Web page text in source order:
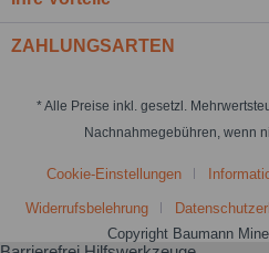
ZAHLUNGSARTEN
* Alle Preise inkl. gesetzl.
Nachnahmegebühren, wenn
Cookie-Einstellungen
Widerrufsbelehrung
Copyright Baumann